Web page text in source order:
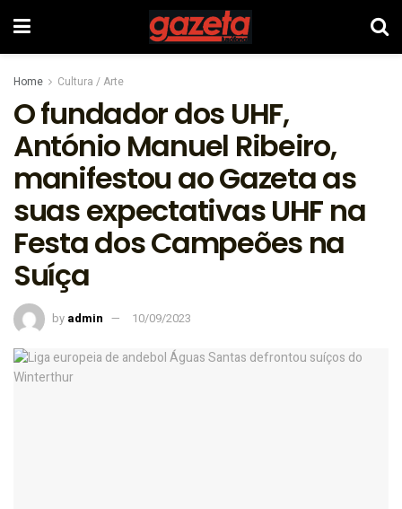
Home Cultura / Arte
O fundador dos UHF,
António Manuel Ribeiro,
manifestou ao Gazeta as
suas expectativas UHF na
Festa dos Campeões na
Suíça
by admin 10/09/2023